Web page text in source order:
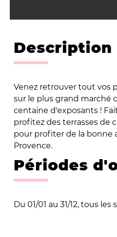
Description
Venez retrouver tout vos
sur le plus grand marché
centaine d'exposants !
profitez des terrasses de
pour profiter de la bonne
Provence.
Périodes
Du 01/01 au 31/12, tous les